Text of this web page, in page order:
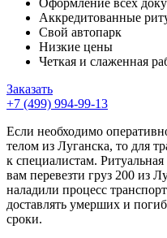
Аккредитованные
Свой автопарк
Низкие цены
Четкая и слаженная
Заказать
+7 (499) 994-99-13
Если необходимо
телом из Луганска, то для
к специалистам.
вам перевезти груз 200 из
наладили процесс
доставлять умерших и
сроки.